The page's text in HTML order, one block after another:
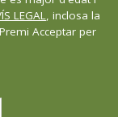
LEGAL, inclosa la
Acceptar per